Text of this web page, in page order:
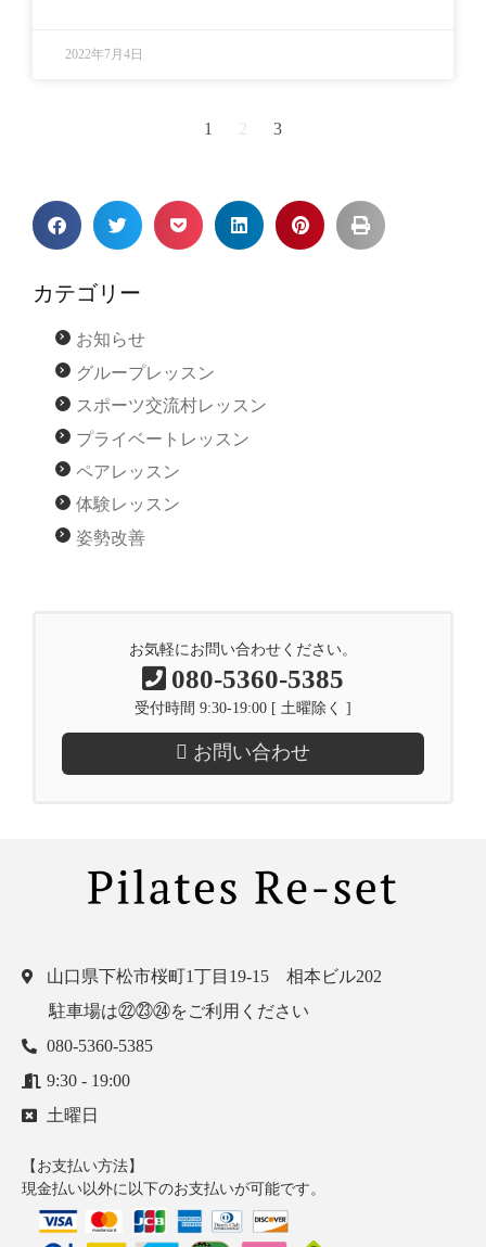
2022年7月4日
1 2 3
カテゴリー
お知らせ
グループレッスン
スポーツ交流村レッスン
プライベートレッスン
ペアレッスン
体験レッスン
姿勢改善
お気軽にお問い合わせください。
080-5360-5385
受付時間 9:30-19:00 [ 土曜除く ]
お問い合わせ
山口県下松市桜町1丁目19-15 相本ビル202
駐車場は㉒㉓㉔をご利用ください
080-5360-5385
9:30 - 19:00
土曜日
【お支払い方法】
現金払い以外に以下のお支払いが可能です。